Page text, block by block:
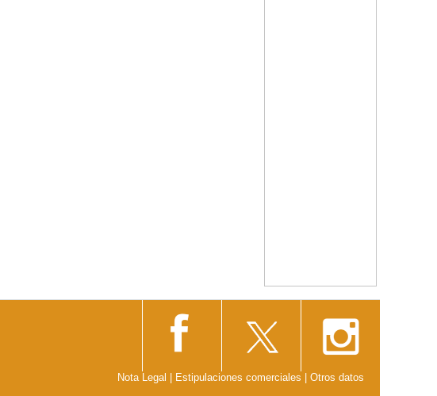
Nota Legal Estipulaciones comerciales Otros datos